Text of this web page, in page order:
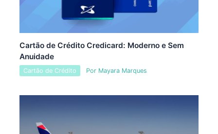
Cartão de Crédito Credicard: Moderno e Sem
Anuidade
Cartão de Crédito Por Mayara Marques